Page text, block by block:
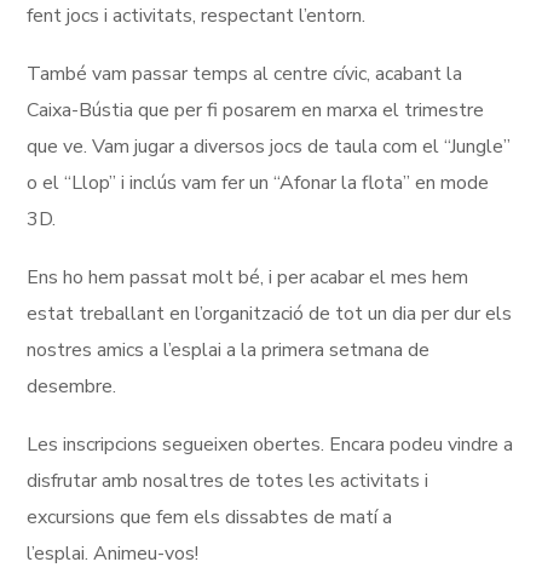
fent jocs i activitats, respectant l’entorn.
També vam passar temps al centre cívic, acabant la
Caixa-Bústia que per fi posarem en marxa el trimestre
que ve. Vam jugar a diversos jocs de taula com el “Jungle”
o el “Llop” i inclús vam fer un “Afonar la flota” en mode
3D.
Ens ho hem passat molt bé, i per acabar el mes hem
estat treballant en l’organització de tot un dia per dur els
nostres amics a l’esplai a la primera setmana de
desembre.
Les inscripcions segueixen obertes. Encara podeu vindre a
disfrutar amb nosaltres de totes les activitats i
excursions que fem els dissabtes de matí a
l’esplai. Animeu-vos!